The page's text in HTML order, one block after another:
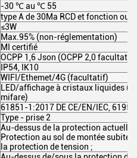
-30 ℃ au ℃ 55
type A de 30Ma RCD et fonction ou
≤3W
Max.95% (non-réglementation)
MI certifié
OCPP 1,6 Json (OCPP 2,0 facultatif)
IP54, IK10
WIFI/Ethemet/4G (facultatif)
LED/affichage à cristaux liquides
mifare)
61851-1:2017 DE CE/EN/IEC,
Type - prise 2
Au-dessus de la protection actuelle
Protection au sol de montée subite
la protection de tension ;